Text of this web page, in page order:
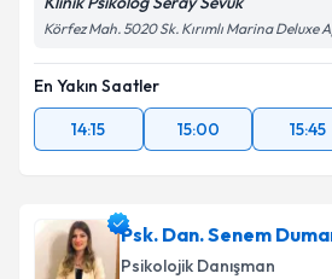
Körfez Mah. 5020 Sk. Kırımlı Marina Deluxe
En Yakın Saatler
14:15
15:00 15:45
Psk. Dan. Senem
Psikolojik Danışman